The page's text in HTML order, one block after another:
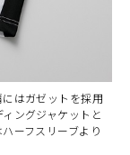
はガゼットを採用
ングジャケットと
ーフスリーブより